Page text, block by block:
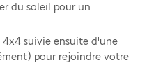
du soleil pour un
suivie ensuite d'une
pour rejoindre votre